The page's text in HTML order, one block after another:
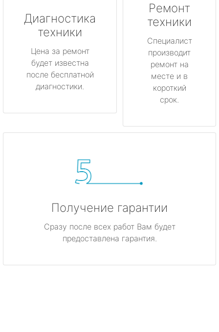
Диагностика
техники
Цена за ремонт
будет известна
после бесплатной
диагностики.
Ремонт
техники
Специалист
производит
ремонт на
месте и в
короткий
срок.
Получение гарантии
Сразу после всех работ Вам будет
предоставлена гарантия.